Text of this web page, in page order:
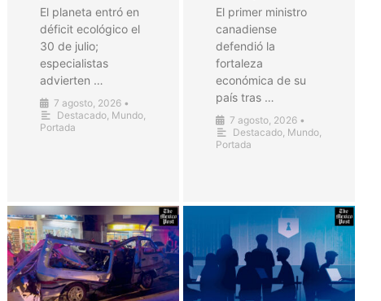
El planeta entró en
déficit ecológico el
30 de julio;
especialistas
advierten …
7 agosto, 2026 •
Destacado Mundo
Portada
El primer ministro
canadiense
defendió la
fortaleza
económica de su
país tras …
7 agosto, 2026 •
Destacado Mundo
Portada